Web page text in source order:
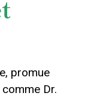
promue
Dr.